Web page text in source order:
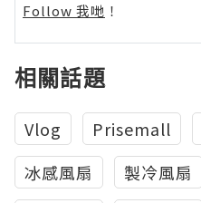
Follow 我哋 ！
相關話題
Vlog Prisemall
冰感風扇
製冷風扇